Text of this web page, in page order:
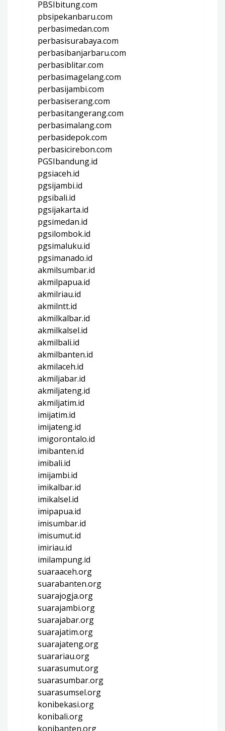
PBSIbitung.com
pbsipekanbaru.com
perbasimedan.com
perbasisurabaya.com
perbasibanjarbaru.com
perbasiblitar.com
perbasimagelang.com
perbasijambi.com
perbasiserang.com
perbasitangerang.com
perbasimalang.com
perbasidepok.com
perbasicirebon.com
PGSIbandung.id
pgsiaceh.id
pgsijambi.id
pgsibali.id
pgsijakarta.id
pgsimedan.id
pgsilombok.id
pgsimaluku.id
pgsimanado.id
akmilsumbar.id
akmilpapua.id
akmilriau.id
akmilntt.id
akmilkalbar.id
akmilkalsel.id
akmilbali.id
akmilbanten.id
akmilaceh.id
akmiljabar.id
akmiljateng.id
akmiljatim.id
imijatim.id
imijateng.id
imigorontalo.id
imibanten.id
imibali.id
imijambi.id
imikalbar.id
imikalsel.id
imipapua.id
imisumbar.id
imisumut.id
imiriau.id
imilampung.id
suaraaceh.org
suarabanten.org
suarajogja.org
suarajambi.org
suarajabar.org
suarajatim.org
suarajateng.org
suarariau.org
suarasumut.org
suarasumbar.org
suarasumsel.org
konibekasi.org
konibali.org
konibanten.org